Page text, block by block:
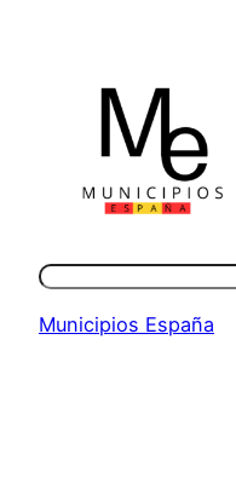
contenido
Buscar
Municipios España